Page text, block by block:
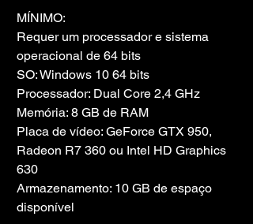
MÍNIMO:
Requer um processador e sistema
operacional de 64 bits
SO: Windows 10 64 bits
Processador: Dual Core 2,4 GHz
Memória: 8 GB de RAM
Placa de vídeo: GeForce GTX 950,
Radeon R7 360 ou Intel HD Graphics
630
Armazenamento: 10 GB de espaço
disponível